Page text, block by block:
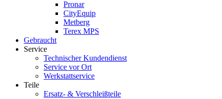
Pronar
CityEquip
Metberg
Terex MPS
Gebraucht
Service
Technischer Kundendienst
Service vor Ort
Werkstattservice
Teile
Ersatz- & Verschleißteile